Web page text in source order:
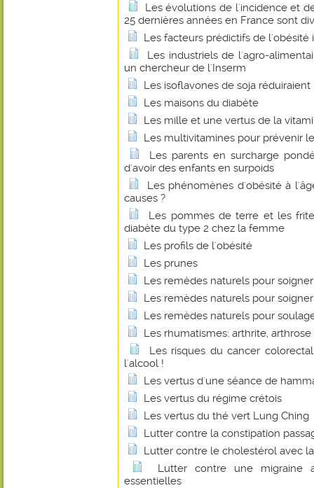
Les évolutions de l'incidence et
25 dernières années en France sont
Les facteurs prédictifs de l'obésité
Les industriels de l'agro-
un chercheur de l'Inserm
Les isoflavones de soja
Les maisons du diabète
Les mille et une vertus de la
Les multivitamines pour prévenir
Les parents en surcharge
d'avoir des enfants en surpoids
Les phénomènes d'obésité à
causes ?
Les pommes de terre et les
diabète du type 2 chez la femme
Les profils de l'obésité
Les prunes
Les remèdes naturels pour
Les remèdes naturels pour
Les remèdes naturels pour
Les rhumatismes: arthrite,
Les risques du cancer
l'alcool !
Les vertus d'une séance de
Les vertus du régime crétois
Les vertus du thé vert Lung Ching
Lutter contre la constipation
Lutter contre le cholestérol avec
Lutter contre une migraine
essentielles